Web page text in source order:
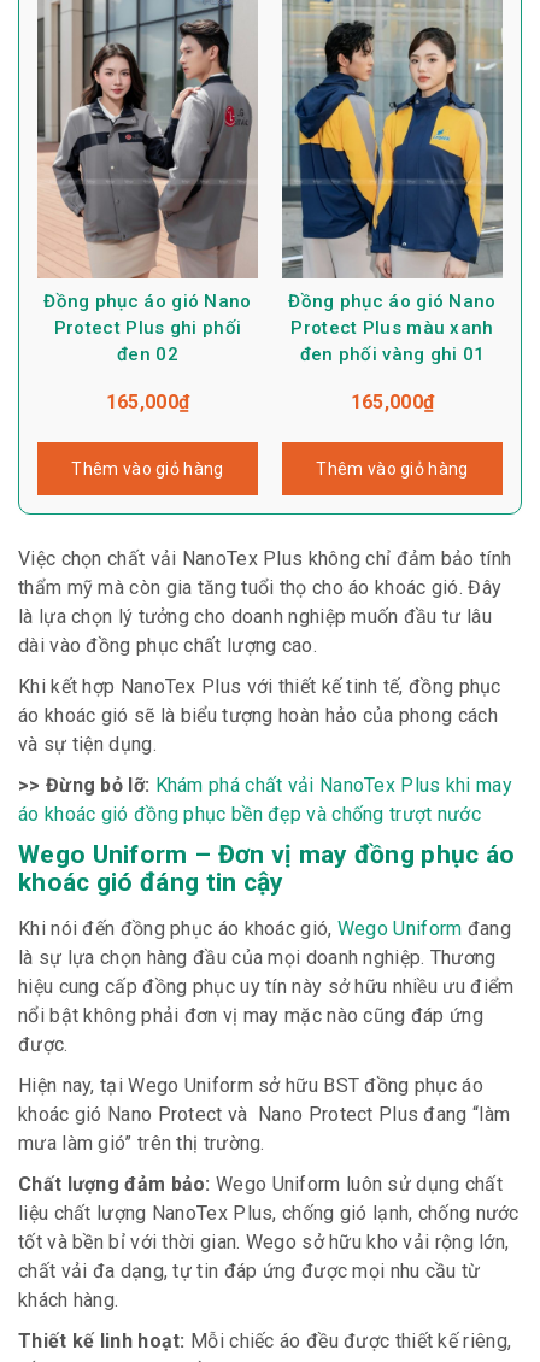
Đồng phục áo gió Nano
Protect Plus ghi phối
đen 02
165,000₫
Thêm vào giỏ hàng
Đồng phục áo gió Nano
Protect Plus màu xanh
đen phối vàng ghi 01
165,000₫
Thêm vào giỏ hàng
Việc chọn chất vải NanoTex Plus không chỉ đảm bảo tính
thẩm mỹ mà còn gia tăng tuổi thọ cho áo khoác gió. Đây
là lựa chọn lý tưởng cho doanh nghiệp muốn đầu tư lâu
dài vào đồng phục chất lượng cao.
Khi kết hợp NanoTex Plus với thiết kế tinh tế, đồng phục
áo khoác gió sẽ là biểu tượng hoàn hảo của phong cách
và sự tiện dụng.
>> Đừng bỏ lỡ: Khám phá chất vải NanoTex Plus khi may
áo khoác gió đồng phục bền đẹp và chống trượt nước
Wego Uniform – Đơn vị may đồng phục áo
khoác gió đáng tin cậy
Khi nói đến đồng phục áo khoác gió, Wego Uniform đang
là sự lựa chọn hàng đầu của mọi doanh nghiệp. Thương
hiệu cung cấp đồng phục uy tín này sở hữu nhiều ưu điểm
nổi bật không phải đơn vị may mặc nào cũng đáp ứng
được.
Hiện nay, tại Wego Uniform sở hữu BST đồng phục áo
khoác gió Nano Protect và Nano Protect Plus đang “làm
mưa làm gió” trên thị trường.
Chất lượng đảm bảo: Wego Uniform luôn sử dụng chất
liệu chất lượng NanoTex Plus, chống gió lạnh, chống nước
tốt và bền bỉ với thời gian. Wego sở hữu kho vải rộng lớn,
chất vải đa dạng, tự tin đáp ứng được mọi nhu cầu từ
khách hàng.
Thiết kế linh hoạt: Mỗi chiếc áo đều được thiết kế riêng,